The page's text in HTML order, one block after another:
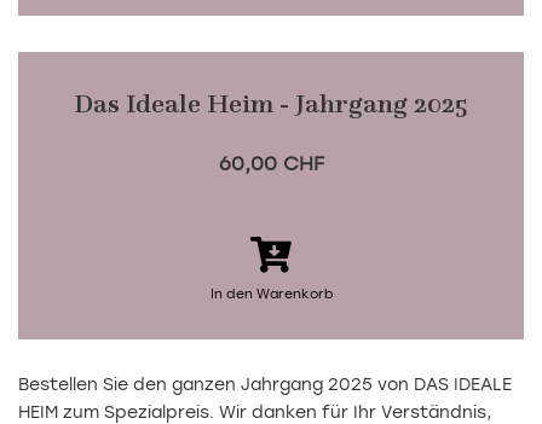
Das Ideale Heim - Jahrgang 2025
60,00 CHF
In den Warenkorb
Bestellen Sie den ganzen Jahrgang 2025 von DAS IDEALE
HEIM zum Spezialpreis. Wir danken für Ihr Verständnis,